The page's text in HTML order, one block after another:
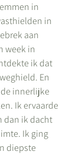
in
in
aan
week in
ik dat
En
innerlijke
Ik ervaarde
dan ik dacht
Ik ging
diepste